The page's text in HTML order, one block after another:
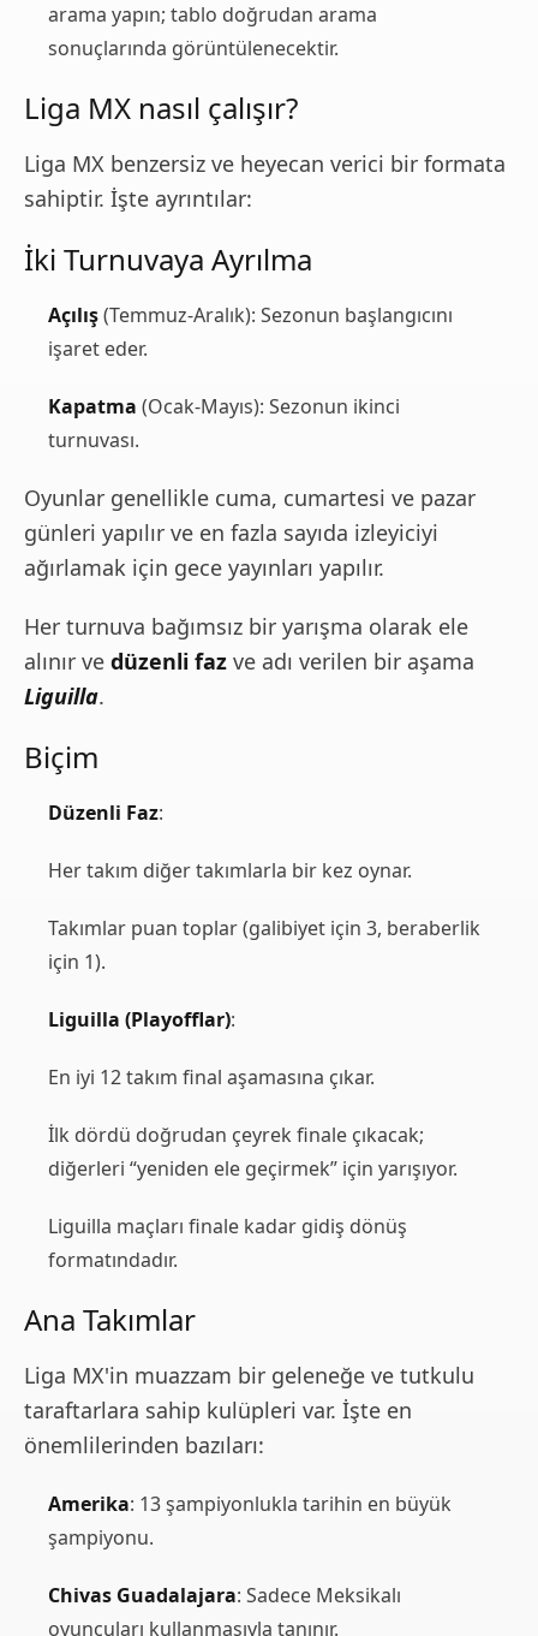
arama yapın; tablo doğrudan arama
sonuçlarında görüntülenecektir.
Liga MX nasıl çalışır?
Liga MX benzersiz ve heyecan verici bir formata
sahiptir. İşte ayrıntılar:
İki Turnuvaya Ayrılma
Açılış(Temmuz-Aralık): Sezonun başlangıcını
işaret eder.
Kapatma (Ocak-Mayıs): Sezonun ikinci
turnuvası.
Oyunlar genellikle cuma, cumartesi ve pazar
günleri yapılır ve en fazla sayıda izleyiciyi
ağırlamak için gece yayınları yapılır.
Her turnuva bağımsız bir yarışma olarak ele
alınır ve düzenli faz ve adı verilen bir aşama
Liguilla.
Biçim
Düzenli Faz:
Her takım diğer takımlarla bir kez oynar.
Takımlar puan toplar (galibiyet için 3, beraberlik
için 1).
Liguilla (Playofflar):
En iyi 12 takım final aşamasına çıkar.
İlk dördü doğrudan çeyrek finale çıkacak;
diğerleri “yeniden ele geçirmek” için yarışıyor.
Liguilla maçları finale kadar gidiş dönüş
formatındadır.
Ana Takımlar
Liga MX'in muazzam bir geleneğe ve tutkulu
taraftarlara sahip kulüpleri var. İşte en
önemlilerinden bazıları:
Amerika: 13 şampiyonlukla tarihin en büyük
şampiyonu.
Chivas Guadalajara: Sadece Meksikalı
oyuncuları kullanmasıyla tanınır.